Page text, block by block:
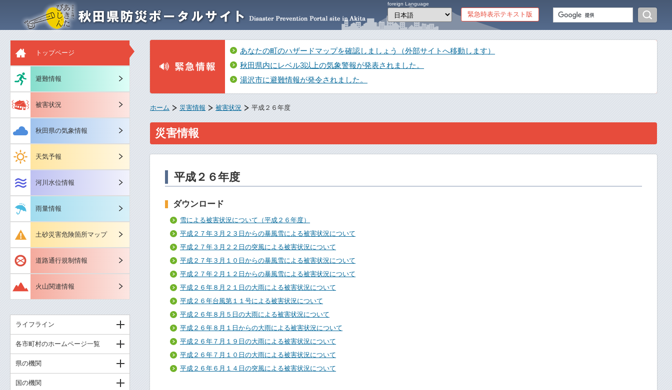
foreign Language
緊急時表示テキスト版
あなたの町のハザードマップを確認しましょう（外部サイトへ移動します）
秋田県内にレベル3以上の気象警報が発表されました。
湯沢市に避難情報が発令されました。
ホーム 災害情報 被害状況 平成２６年度
災害情報
平成２６年度
ダウンロード
雪による被害状況について（平成２６年度）
平成２７年３月２３日からの暴風雪による被害状況について
平成２７年３月２２日の突風による被害状況について
平成２７年３月１０日からの暴風雪による被害状況について
平成２７年２月１２日からの暴風雪による被害状況について
平成２６年８月２１日の大雨による被害状況について
平成２６年台風第１１号による被害状況について
平成２６年８月５日の大雨による被害状況について
平成２６年８月１日からの大雨による被害状況について
平成２６年７月１９日の大雨による被害状況について
平成２６年７月１０日の大雨による被害状況について
平成２６年６月１４日の突風による被害状況について
トップページ
避難情報
被害状況
秋田県の気象情報
天気予報
河川水位情報
雨量情報
土砂災害危険箇所マップ
道路通行規制情報
火山関連情報
ライフライン
各市町村のホームページ一覧
県の機関
国の機関